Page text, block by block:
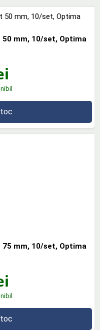
mm, 10/set, Optima
mm, 10/set, Optima